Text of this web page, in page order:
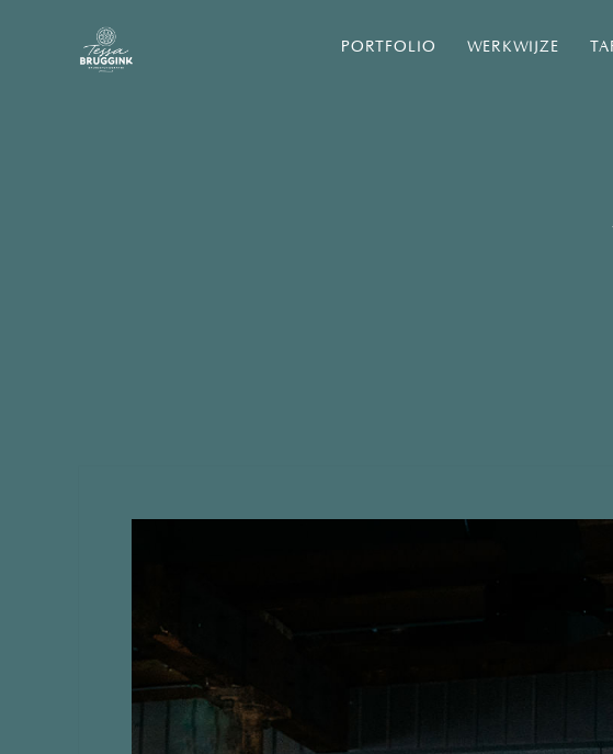
PORTFOLIO WERKWIJZE